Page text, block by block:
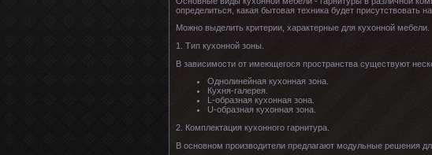
определиться, какая бытовая техника будет присутствовать
Можно выделить критерии, характерные для кухонной мебели.
1. Тип кухонной зоны.
В зависимости от имеющегося пространства существуют
Однолинейная кухонная зона.
Кухня-галерея.
L-образная кухонная зона.
U-образная кухонная зона.
2. Комплектация кухонного гарнитура.
В основном производители предлагают модульные решения